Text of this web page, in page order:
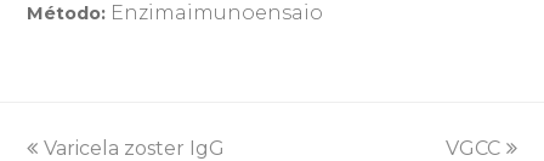
Método: Enzimaimunoensaio
previous
Varicela zoster IgG
next
VGCC